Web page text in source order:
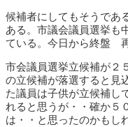
候補者にしてもそうであ
ある。市議会議員選挙も
ている。今日から終盤
市会議員選挙立候補が２
の立候補が落選すると見
た議員は子供が立候補し
れると思うが・・確か５
は・・と思ったのかもし